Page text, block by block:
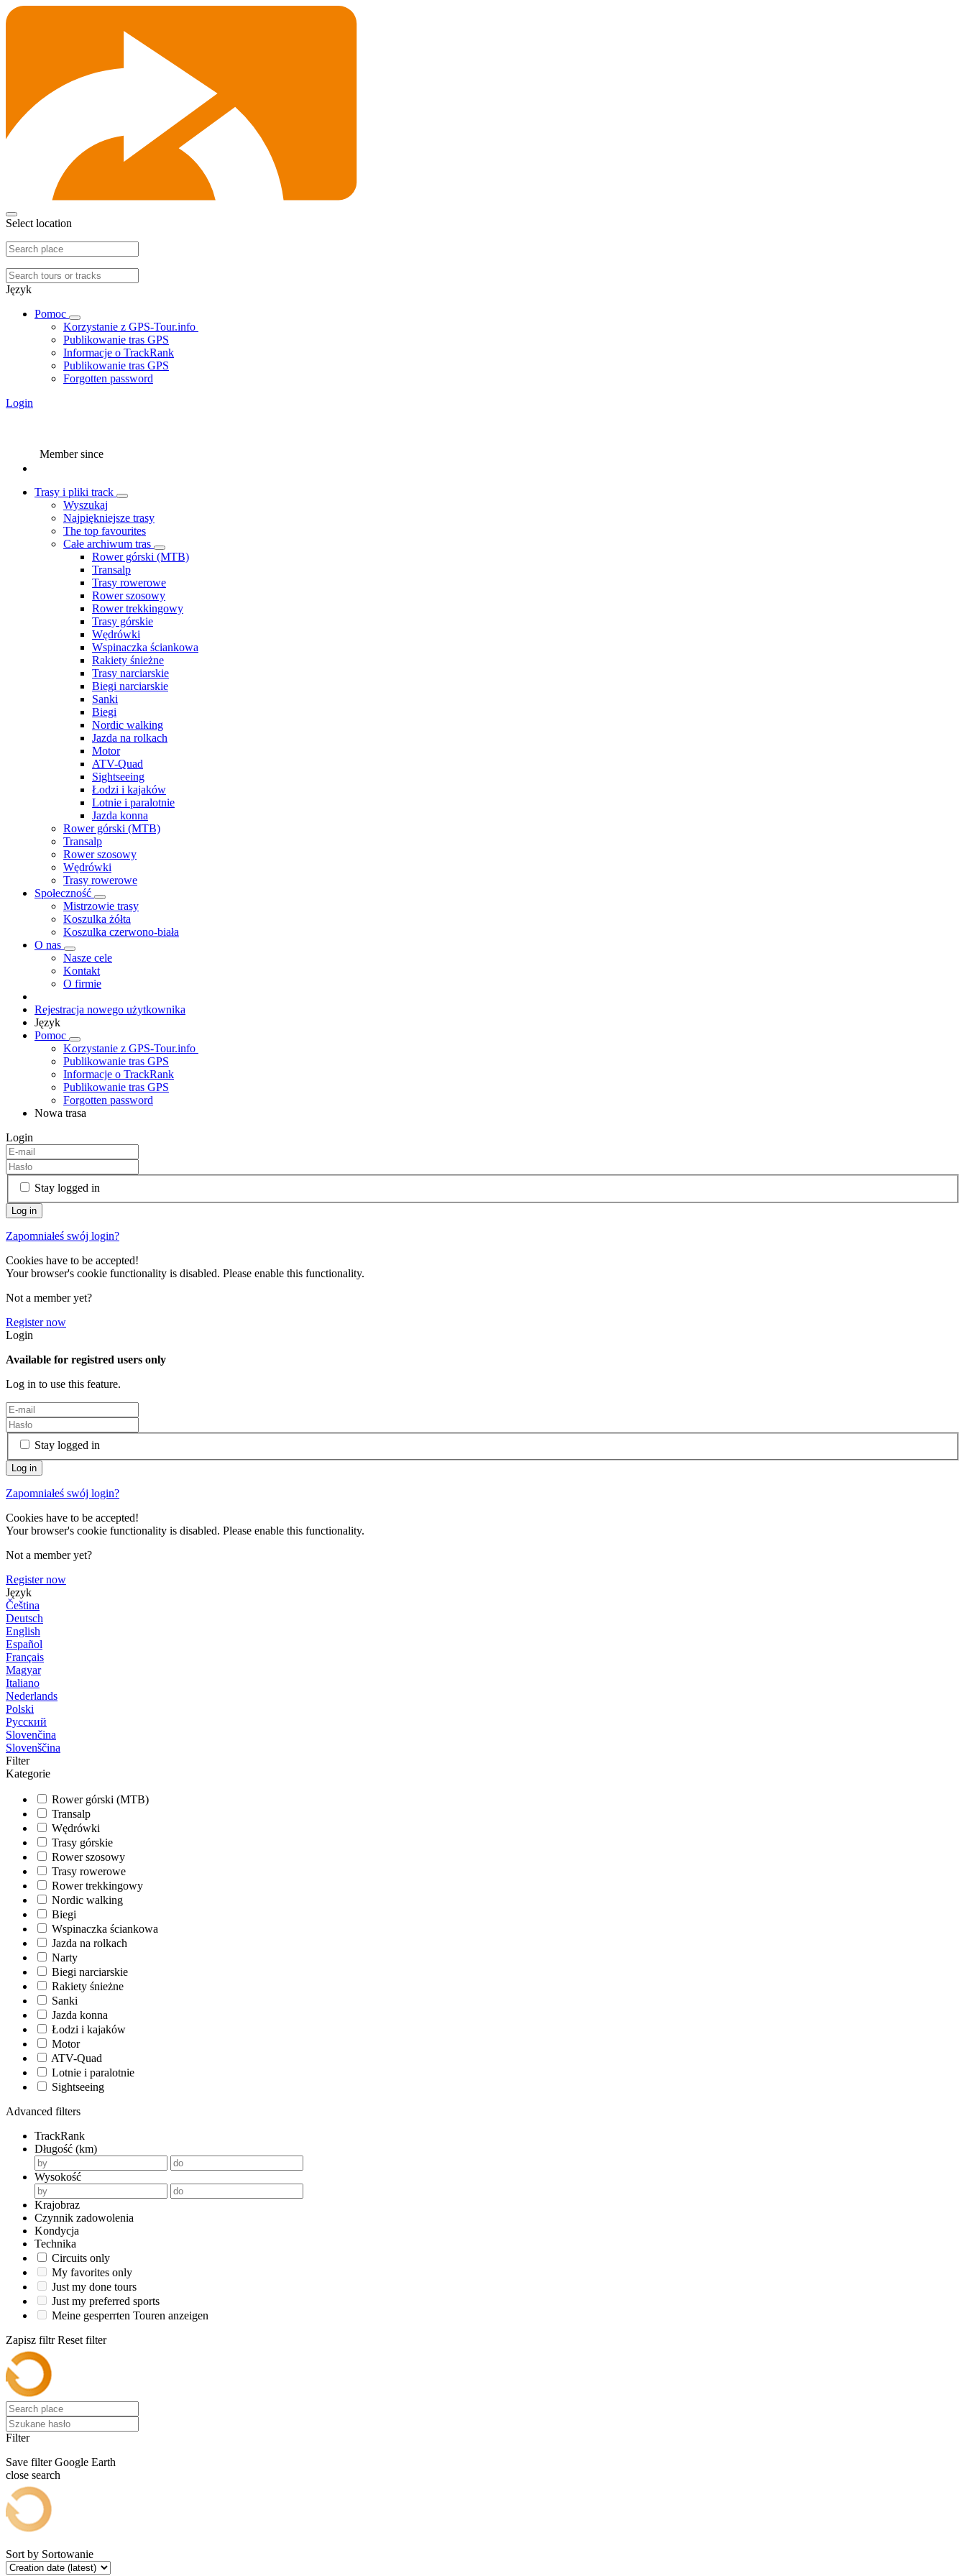
Select location
Język
Pomoc
Korzystanie z GPS-Tour.info
Publikowanie tras GPS
Informacje o TrackRank
Publikowanie tras GPS
Forgotten password
Login
Member since
Trasy i pliki track
Wyszukaj
Najpiękniejsze trasy
The top favourites
Całe archiwum tras
Rower górski (MTB)
Transalp
Trasy rowerowe
Rower szosowy
Rower trekkingowy
Trasy górskie
Wędrówki
Wspinaczka ściankowa
Rakiety śnieżne
Trasy narciarskie
Biegi narciarskie
Sanki
Biegi
Nordic walking
Jazda na rolkach
Motor
ATV-Quad
Sightseeing
Łodzi i kajaków
Lotnie i paralotnie
Jazda konna
Rower górski (MTB)
Transalp
Rower szosowy
Wędrówki
Trasy rowerowe
Społeczność
Mistrzowie trasy
Koszulka żółta
Koszulka czerwono-biała
O nas
Nasze cele
Kontakt
O firmie
Rejestracja nowego użytkownika
Język
Pomoc
Korzystanie z GPS-Tour.info
Publikowanie tras GPS
Informacje o TrackRank
Publikowanie tras GPS
Forgotten password
Nowa trasa
Login
Stay logged in
Zapomniałeś swój login?
Cookies have to be accepted!
Your browser's cookie functionality is disabled. Please enable this functionality.
Not a member yet?
Register now
Login
Available for registred users only
Log in to use this feature.
Stay logged in
Zapomniałeś swój login?
Cookies have to be accepted!
Your browser's cookie functionality is disabled. Please enable this functionality.
Not a member yet?
Register now
Język
Čeština
Deutsch
English
Español
Français
Magyar
Italiano
Nederlands
Polski
Русский
Slovenčina
Slovenščina
Filter
Kategorie
Rower górski (MTB)
Transalp
Wędrówki
Trasy górskie
Rower szosowy
Trasy rowerowe
Rower trekkingowy
Nordic walking
Biegi
Wspinaczka ściankowa
Jazda na rolkach
Narty
Biegi narciarskie
Rakiety śnieżne
Sanki
Jazda konna
Łodzi i kajaków
Motor
ATV-Quad
Lotnie i paralotnie
Sightseeing
Advanced filters
TrackRank
Długość (km)
Wysokość
Krajobraz
Czynnik zadowolenia
Kondycja
Technika
Circuits only
My favorites only
Just my done tours
Just my preferred sports
Meine gesperrten Touren anzeigen
Zapisz filtr Reset filter
Filter
Save filter Google Earth
close search
Sort by Sortowanie